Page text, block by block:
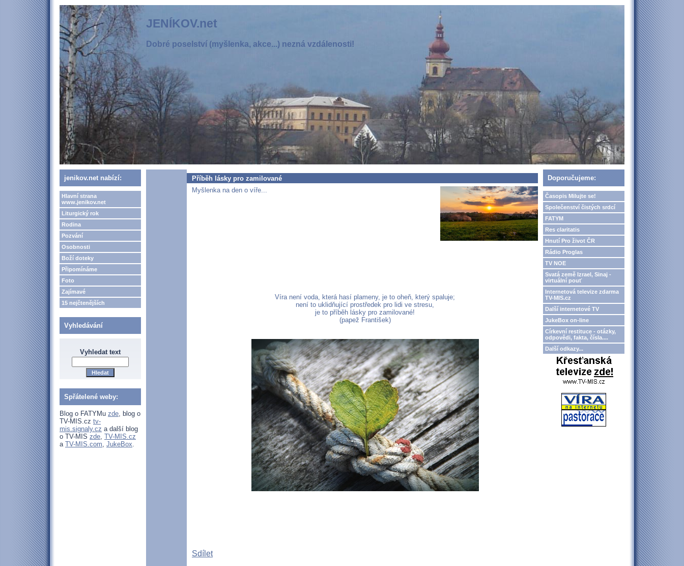
JENÍKOV.net
Dobré poselství (myšlenka, akce...) nezná vzdálenosti!
jenikov.net nabízí:
Hlavní strana
www.jenikov.net
Liturgický rok
Rodina
Pozvání
Osobnosti
Boží doteky
Připomínáme
Foto
Zajímavé
15 nejčtenějších
Vyhledávání
Vyhledat text
Spřátelené weby:
Blog o FATYMu zde, blog o
TV-MIS.cz tv-
mis.signaly.cz a další blog
o TV-MIS zde, TV-MIS.cz
a TV-MIS.com, JukeBox.
Příběh lásky pro zamilované
Myšlenka na den o víře...
Víra není voda, která hasí plameny, je to oheň, který spaluje;
není to uklidňující prostředek pro lidi ve stresu,
je to příběh lásky pro zamilované!
(papež František)
Sdílet
Doporučujeme:
Časopis Milujte se!
Společenství čistých srdcí
FATYM
Res claritatis
Hnutí Pro život ČR
Rádio Proglas
TV NOE
Svatá země Izrael, Sinaj -
virtuální pouť
Internetová televize zdarma
TV-MIS.cz
Další internetové TV
JukeBox on-line
Církevní restituce - otázky,
odpovědi, fakta, čísla....
Další odkazy...